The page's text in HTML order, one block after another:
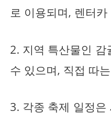
로 이용되며, 렌터
2. 지역 특산물인 감
수 있으며, 직접 따
3. 각종 축제 일정은